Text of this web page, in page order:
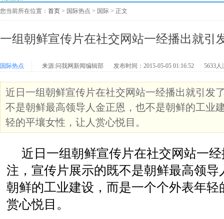
您当前所在位置： 首页 > 国际热点 > 国际 > 正文
一组朝鲜宣传片在社交网站一经播出就引
国际热点 来源:问我网新闻编辑部 发布时间：2015-05-05 01:16:52 5633人
近日一组朝鲜宣传片在社交网站一经播出就引发
不是朝鲜最高领导人金正恩，也不是朝鲜的工业
轻的平壤女性，让人赏心悦目。
近日一组朝鲜宣传片在社交网站一
注，宣传片展示的既不是朝鲜最高领导
朝鲜的工业建设，而是一个个外表年轻
赏心悦目。